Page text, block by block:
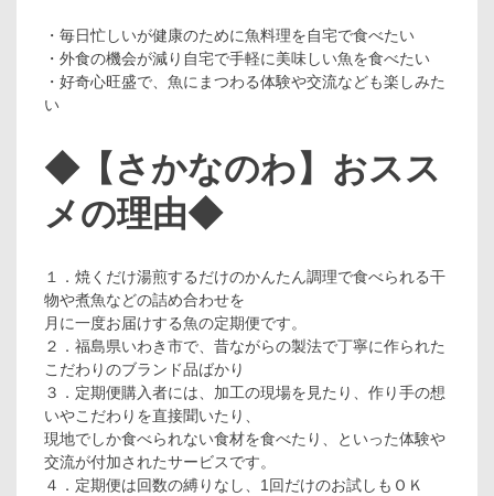
・毎日忙しいが健康のために魚料理を自宅で食べたい
・外食の機会が減り自宅で手軽に美味しい魚を食べたい
・好奇心旺盛で、魚にまつわる体験や交流なども楽しみた
い
◆【さかなのわ】おスス
メの理由◆
１．焼くだけ湯煎するだけのかんたん調理で食べられる干
物や煮魚などの詰め合わせを
月に一度お届けする魚の定期便です。
２．福島県いわき市で、昔ながらの製法で丁寧に作られた
こだわりのブランド品ばかり
３．定期便購入者には、加工の現場を見たり、作り手の想
いやこだわりを直接聞いたり、
現地でしか食べられない食材を食べたり、といった体験や
交流が付加されたサービスです。
４．定期便は回数の縛りなし、1回だけのお試しもＯＫ